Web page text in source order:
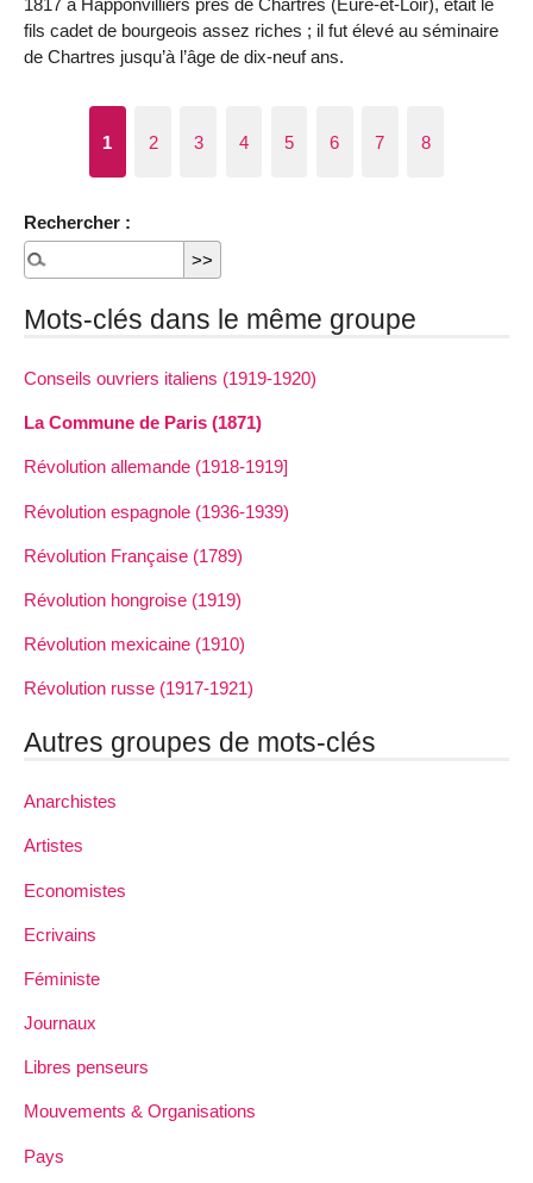
fils cadet de bourgeois assez riches ; il fut élevé au séminaire
de Chartres jusqu’à l’âge de dix-neuf ans.
1 2 3 4 5 6 7 8
Rechercher :
Mots-clés dans le même groupe
Conseils ouvriers italiens (1919-1920)
La Commune de Paris (1871)
Révolution allemande (1918-1919]
Révolution espagnole (1936-1939)
Révolution Française (1789)
Révolution hongroise (1919)
Révolution mexicaine (1910)
Révolution russe (1917-1921)
Autres groupes de mots-clés
Anarchistes
Artistes
Economistes
Ecrivains
Féministe
Journaux
Libres penseurs
Mouvements & Organisations
Pays